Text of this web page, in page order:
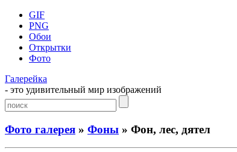
GIF
PNG
Обои
Открытки
Фото
Галерейка
- это удивительный мир изображений
Фото галерея » Фоны » Фон, лес, дятел